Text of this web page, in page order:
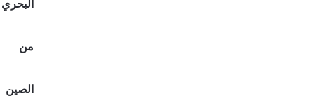
البحري
من
الصين